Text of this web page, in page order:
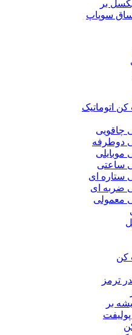
بر
سوپاپ
اتوماتیک
چاقویی
دوطرفه
موبایلی
ساعتی
ستاره ای
ضربه ای
معمولی
کن
ترمز
بر